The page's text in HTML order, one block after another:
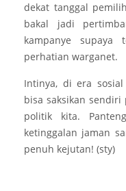
dekat tanggal
bakal jadi
kampanye supaya
perhatian warganet.
Intinya, di era
bisa saksikan
politik kita.
ketinggalan jaman
penuh kejutan! (sty)